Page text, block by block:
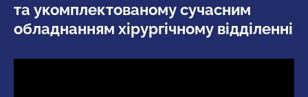
та укомплектованому сучасним
обладнанням хірургічному відділенні